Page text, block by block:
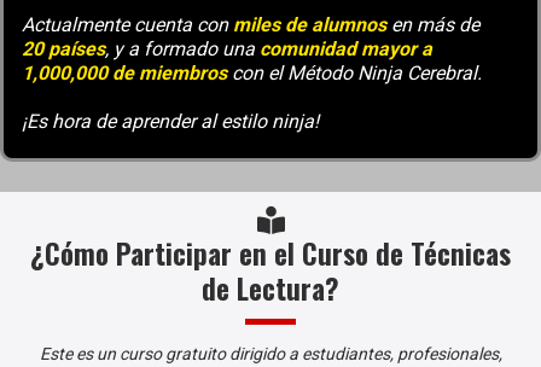
Actualmente cuenta con miles de alumnosen más de
20 países, y a formado una comunidad mayor a
1,000,000 de miembroscon el Método Ninja Cerebral.
¡Es hora de aprender al estilo ninja!
¿Cómo Participar en el Curso de Técnicas
de Lectura?
Este es un curso gratuito dirigido a estudiantes, profesionales,